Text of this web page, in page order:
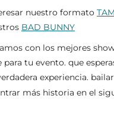
nuestro formato
BAD BUNNY
con los mejores
tu evento. que
experiencia.
más historia en el